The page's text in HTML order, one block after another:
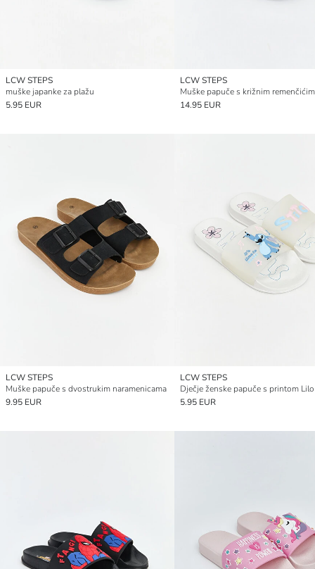
LCW STEPS
muške japanke za plažu
5.95 EUR
LCW STEPS
Muške papuče s križnim
14.95 EUR
LCW STEPS
Muške papuče s dvostrukim naramenicama
9.95 EUR
LCW STEPS
5.95 EUR